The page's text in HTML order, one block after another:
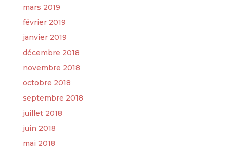
mars 2019
février 2019
janvier 2019
décembre 2018
novembre 2018
octobre 2018
septembre 2018
juillet 2018
juin 2018
mai 2018